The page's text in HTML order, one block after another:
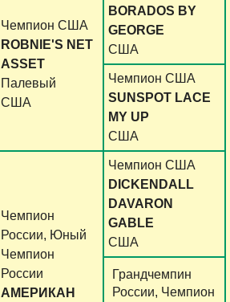
Чемпион США
ROBNIE'S NET
ASSET
Палевый
США
BORADOS BY
GEORGE
США
Чемпион США
SUNSPOT LACE
MY UP
США
Чемпион
России, Юный
Чемпион
России
АМЕРИКАН
Чемпион CША
DICKENDALL
DAVARON
GABLE
США
Грандчемпин
России, Чемпион